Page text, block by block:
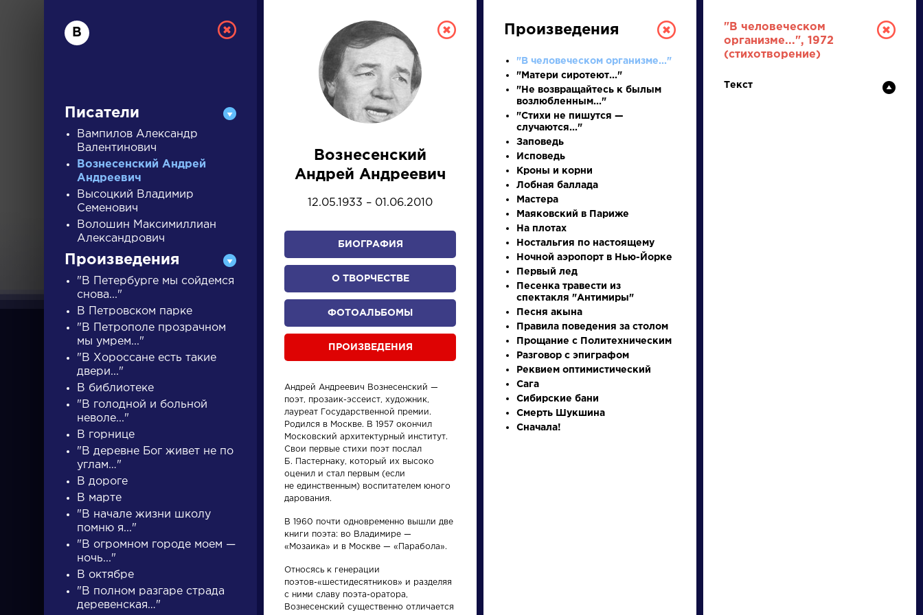
РУССКАЯ ЛИТЕРАТУРА
ДЛЯ ПРЕЗЕНТАЦИЙ, УРОКОВ И ЕГЭ
Б З С Т У
ПИСАТЕЛИ
писатели произведения
Писатели
Гончаров Иван
Александрович
аллегория
Произведения
Гусар
В
Писатели
Вампилов Александр
Валентинович
Вознесенский Андрей
Андреевич
Высоцкий Владимир
Семенович
Волошин Максимиллиан
Александрович
Произведения
"В Петербурге мы сойдемся
снова..."
В Петровском парке
"В Петрополе прозрачном
мы умрем..."
"В Хороссане есть такие
двери..."
В библиотеке
"В голодной и больной
неволе..."
В горнице
"В деревне Бог живет не по
углам…"
В дороге
В марте
"В начале жизни школу
помню я..."
"В огромном городе моем —
ночь..."
В октябре
"В полном разгаре страда
деревенская…"
Вознесенский
Андрей Андреевич
12.05.1933 – 01.06.2010
БИОГРАФИЯ
О ТВОРЧЕСТВЕ
ФОТОАЛЬБОМЫ
ПРОИЗВЕДЕНИЯ
Андрей Андреевич Вознесенский —
поэт, прозаик-эссеист, художник,
лауреат Государственной премии.
Родился в Москве. В 1957 окончил
Московский архитектурный институт.
Свои первые стихи поэт послал
Б. Пастернаку, который их высоко
оценил и стал первым (если
не единственным) воспитателем юного
дарования.
В 1960 почти одновременно вышли две
книги поэта: во Владимире —
«Мозаика» и в Москве — «Парабола».
Относясь к генерации
поэтов-«шестидесятников» и разделяя
с ними славу поэта-оратора,
Вознесенский существенно отличается
Произведения
"В человеческом организме..."
"Матери сиротеют..."
"Не возвращайтесь к былым
возлюбленным..."
"Стихи не пишутся —
случаются..."
Заповедь
Исповедь
Кроны и корни
Лобная баллада
Мастера
Маяковский в Париже
На плотах
Ностальгия по настоящему
Ночной аэропорт в Нью-Йорке
Первый лед
Песенка травести из
спектакля "Антимиры"
Песня акына
Правила поведения за столом
Прощание с Политехническим
Разговор с эпиграфом
Реквием оптимистический
Сага
Сибирские бани
Смерть Шукшина
Сначала!
"В человеческом
организме...", 1972
(стихотворение)
Текст